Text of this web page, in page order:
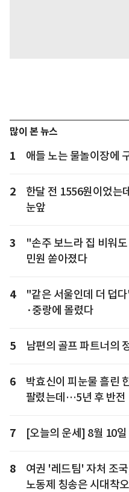
많이 본 뉴스
1 애들 노는 물놀이장에
2
한달 전 1556원이었는
눈앞
3
"손주 보느라 집 비워
민원 쏟아졌다
4
"같은 서울인데 더 덥
·중랑에 몰렸다
5 남편의 골프 파트너의
6
박효신이 피눈물 흘린
팔렸는데…5년 후 반전
7 [오늘의 운세] 8월 10
8
여권 '레드팀' 자처 조
노동제 칭송은 시대착